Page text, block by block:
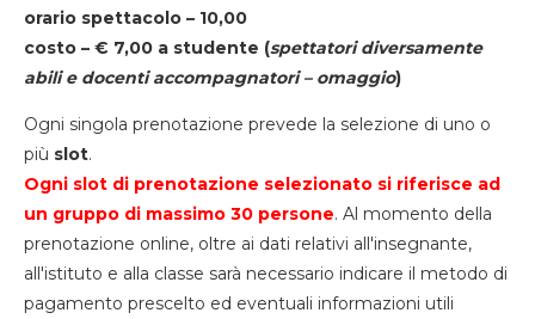
orario spettacolo – 10,00
costo – € 7,00 a studente (spettatori diversamente
abili e docenti accompagnatori – omaggio)
Ogni singola prenotazione prevede la selezione di uno o
più slot.
Ogni slot di prenotazione selezionato si riferisce ad
un gruppo di massimo 30 persone. Al momento della
prenotazione online, oltre ai dati relativi all'insegnante,
all'istituto e alla classe sarà necessario indicare il metodo di
pagamento prescelto ed eventuali informazioni utili